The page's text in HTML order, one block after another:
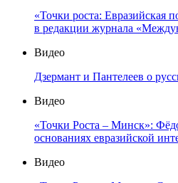
«Точки роста: Евразийская
в редакции журнала
Видео
Дзермант и Пантелеев о
Видео
«Точки Роста – Минск»:
основаниях евразийской
Видео